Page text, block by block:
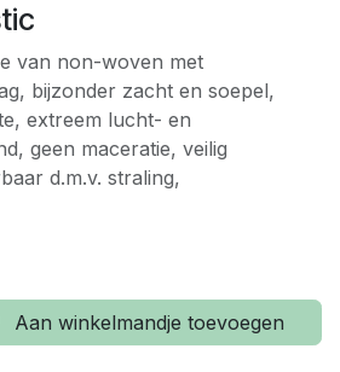
van non-woven met
bijzonder zacht en soepel,
extreem lucht- en
geen maceratie, veilig
d.m.v. straling,
Aan winkelmandje toevoegen